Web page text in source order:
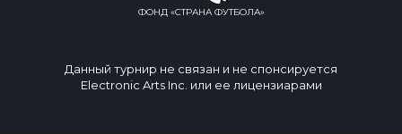
ФОНД «СТРАНА ФУТБОЛА»
Данный турнир не связан и не спонсируется
Electronic Arts Inc. или ее лицензиарами